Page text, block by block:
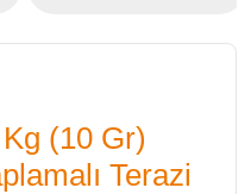
(10 Gr)
Terazi